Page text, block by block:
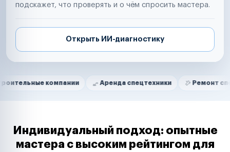
подскажет, что проверять и о чём спросить мастера.
Открыть ИИ-диагностику
Нам доверяют
компании Аренда спецтехники Ремонт спецтехники
Маркетплейсы
Таксопарки
Автодилеры
Индивидуальный подход: опытные
мастера с высоким рейтингом для